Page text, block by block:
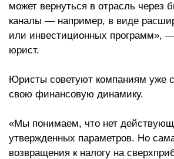
может вернуться в отрасль через
каналы — например, в виде
или инвестиционных программ»,
юрист.
Юристы советуют компаниям уже
свою финансовую динамику.
«Мы понимаем, что нет
утвержденных параметров. Но
возвращения к налогу на